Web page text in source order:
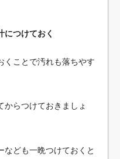
につけておく
くことで汚れも落ちやす
からつけておきましょ
なども一晩つけておくと